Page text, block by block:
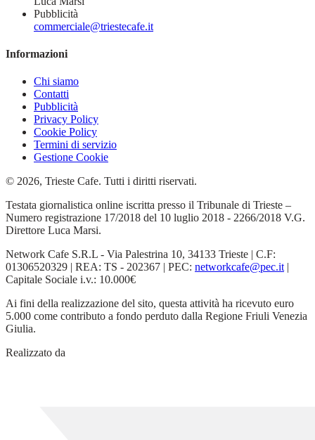
Pubblicità
commerciale@triestecafe.it
Informazioni
Chi siamo
Contatti
Pubblicità
Privacy Policy
Cookie Policy
Termini di servizio
Gestione Cookie
© 2026, Trieste Cafe. Tutti i diritti riservati.
Testata giornalistica online iscritta presso il Tribunale di Trieste –
Numero registrazione 17/2018 del 10 luglio 2018 - 2266/2018 V.G.
Direttore Luca Marsi.
Network Cafe S.R.L - Via Palestrina 10, 34133 Trieste | C.F:
01306520329 | REA: TS - 202367 | PEC: networkcafe@pec.it |
Capitale Sociale i.v.: 10.000€
Ai fini della realizzazione del sito, questa attività ha ricevuto euro
5.000 come contributo a fondo perduto dalla Regione Friuli Venezia
Giulia.
Realizzato da